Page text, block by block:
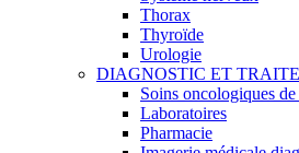
Thorax
Thyroïde
Urologie
DIAGNOSTIC ET
Soins oncologiques
Laboratoires
Pharmacie